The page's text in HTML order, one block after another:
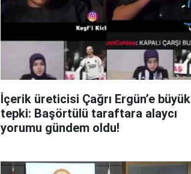
İçerik üreticisi Çağrı Ergün’e büyük
tepki: Başörtülü taraftara alaycı
yorumu gündem oldu!